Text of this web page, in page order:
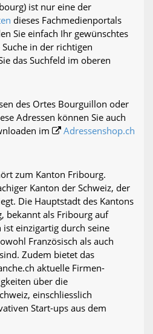
ist nur eine der
dieses Fachmedienportals
Sie einfach Ihr gewünschtes
in der richtigen
das Suchfeld im oberen
des Ortes Bourguillon oder
Adressen können Sie auch
im
Adressenshop.ch
zum Kanton Fribourg.
Kanton der Schweiz, der
Die Hauptstadt des Kantons
bekannt als Fribourg auf
ist einzigartig durch seine
Französisch als auch
Zudem bietet das
aktuelle Firmen-
über die
einschliesslich
Start-ups aus dem